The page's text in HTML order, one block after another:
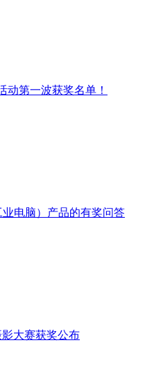
动第一波获奖名单！
电脑）产品的有奖问答
影大赛获奖公布